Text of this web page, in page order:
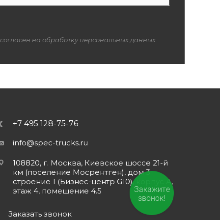
на обработку персональных данных
+7 495 128-75-76
info@spec-trucks.ru
108820, г. Москва, Киевское шоссе 21-й
км (поселение Мосрентген), дом 3
строение 1 (Бизнес-центр G10), корпус А,
этаж 4, помещение 4.5
Заказать звонок
Закажите
звонок!